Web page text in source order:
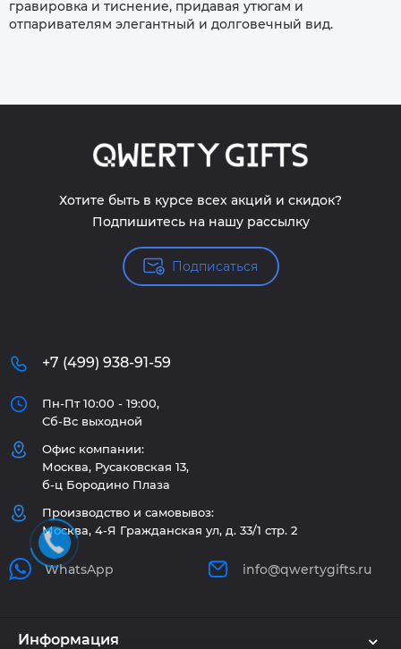
гравировка и тиснение, придавая утюгам и
отпаривателям элегантный и долговечный вид.
Хотите быть в курсе всех акций и скидок?
Подпишитесь на нашу рассылку
Подписаться
+7 (499) 938-91-59
Пн-Пт 10:00 - 19:00,
Сб-Вс выходной
Офис компании:
Москва, Русаковская 13,
б-ц Бородино Плаза
Производство и самовывоз:
Москва, 4-Я Гражданская ул, д. 33/1 стр. 2
WhatsApp info@qwertygifts.ru
Информация